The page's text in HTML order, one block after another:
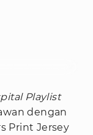
Playlist
dengan
Print Jersey